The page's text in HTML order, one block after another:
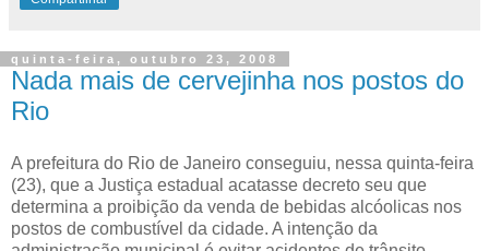
quinta-feira, outubro 23, 2008
Nada mais de cervejinha nos postos do
Rio
A prefeitura do Rio de Janeiro conseguiu, nessa quinta-feira
(23), que a Justiça estadual acatasse decreto seu que
determina a proibição da venda de bebidas alcóolicas nos
postos de combustível da cidade. A intenção da